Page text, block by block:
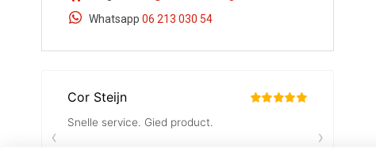
Whatsapp 06 213 030 54